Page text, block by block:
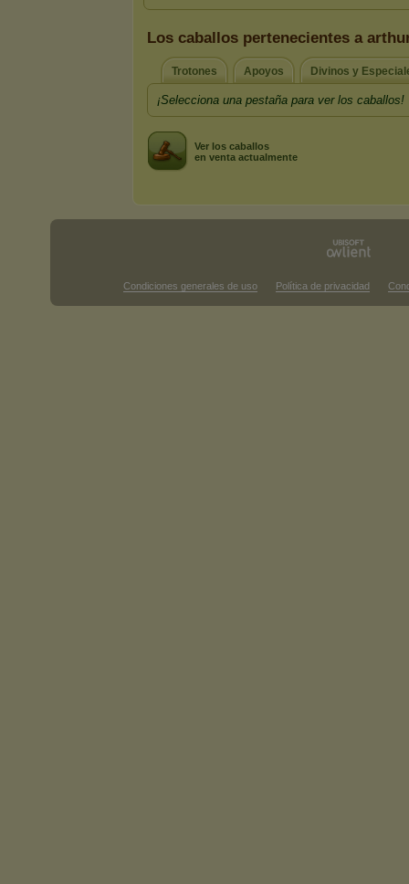
Los caballos pertenecientes a
Trotones Apoyos Divinos y
¡Selecciona una pestaña para ver los caballos!
Ver los caballos
en venta actualmente
Condiciones generales de uso Política de privacidad